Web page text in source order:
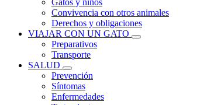
Gatos y niños
Convivencia con otros animales
Derechos y obligaciones
VIAJAR CON UN GATO
Preparativos
Transporte
SALUD
Prevención
Síntomas
Enfermedades